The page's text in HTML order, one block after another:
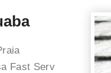
Fast Serv